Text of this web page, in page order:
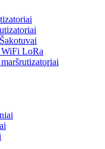
LoRa